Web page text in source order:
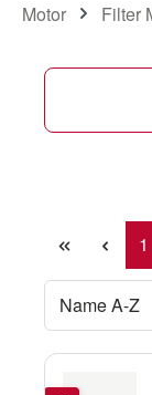
Motor Filter
1